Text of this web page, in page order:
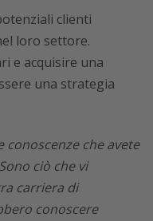
clienti
loro settore.
e acquisire una
una strategia
che avete
Sono ciò che vi
carriera di
conoscere